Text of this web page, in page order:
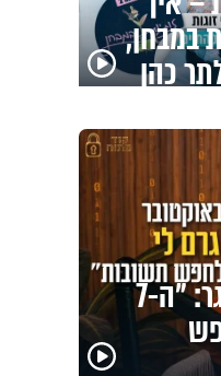
במבחן,
כהן
קוד פתוח | דניאל ברגר: "ה-7